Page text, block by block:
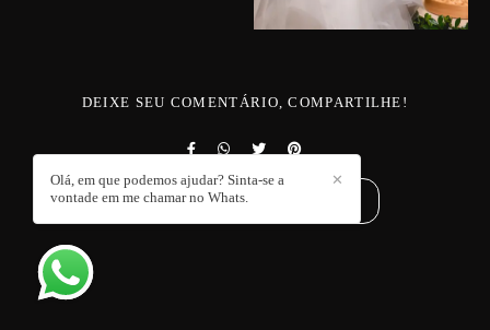
DEIXE SEU COMENTÁRIO, COMPARTILHE!
SOLICITE SEU ORÇAMENTO
✕
Olá, em que podemos ajudar? Sinta-se a
vontade em me chamar no Whats.